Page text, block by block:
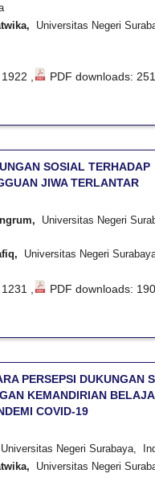
Universitas Negeri
, PDF downloads:
SOSIAL TERHADAP
JIWA TERLANTAR
Universitas Negeri
Universitas Negeri
, PDF downloads:
PERSEPSI DUKUNGAN
KEMANDIRIAN
COVID-19
Universitas Negeri Surabaya,
Universitas Negeri